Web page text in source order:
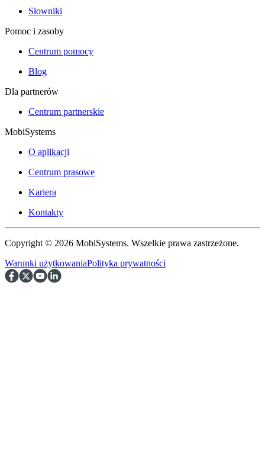
Słowniki
Pomoc i zasoby
Centrum pomocy
Blog
Dla partnerów
Centrum partnerskie
MobiSystems
O aplikacji
Centrum prasowe
Kariera
Kontakty
Copyright © 2026 MobiSystems. Wszelkie prawa zastrzeżone.
Warunki użytkowaniaPolityka prywatności